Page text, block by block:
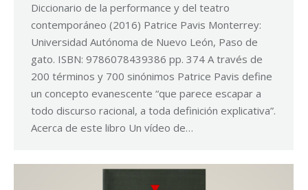
Diccionario de la performance y del teatro
contemporáneo (2016) Patrice Pavis Monterrey:
Universidad Autónoma de Nuevo León, Paso de
gato. ISBN: 9786078439386 pp. 374 A través de
200 términos y 700 sinónimos Patrice Pavis define
un concepto evanescente “que parece escapar a
todo discurso racional, a toda definición explicativa”.
Acerca de este libro Un vídeo de…